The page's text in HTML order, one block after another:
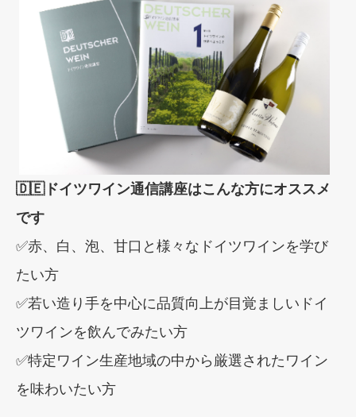
🇩🇪ドイツワイン通信講座はこんな方にオススメ
です
✅赤、白、泡、甘口と様々なドイツワインを学び
たい方
✅若い造り手を中心に品質向上が目覚ましいドイ
ツワインを飲んでみたい方
✅特定ワイン生産地域の中から厳選されたワイン
を味わいたい方